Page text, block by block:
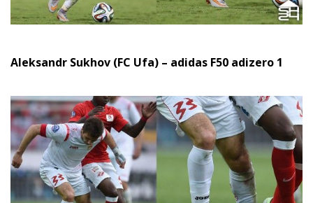
Aleksandr Sukhov (FC Ufa) – adidas F50 adizero 1